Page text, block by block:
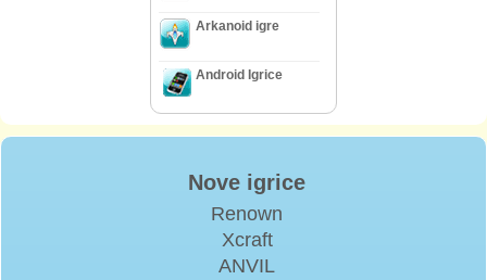
Arkanoid igre
Android Igrice
Nove igrice
Renown
Xcraft
ANVIL